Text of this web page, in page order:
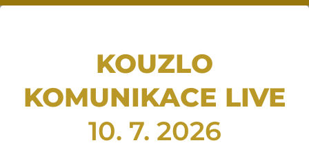
KOUZLO
KOMUNIKACE LIVE
10. 7. 2026